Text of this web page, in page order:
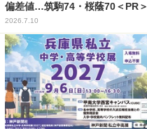
偏差値…筑駒74・桜蔭70＜PR＞
2026.7.10